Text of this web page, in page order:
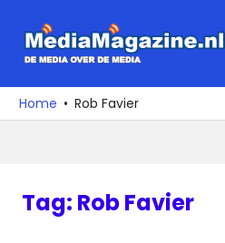
naar
media
over
Home Rob Favier
Tag: Rob Favier